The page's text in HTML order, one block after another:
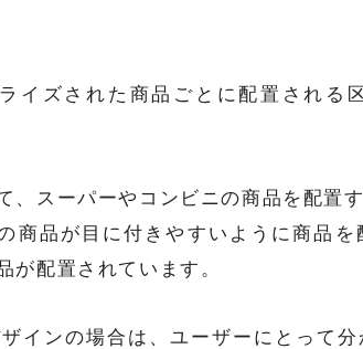
イズされた商品ごとに配置される
、スーパーやコンビニの商品を配置
商品が目に付きやすいように商品を
が配置されています。
インの場合は、ユーザーにとって